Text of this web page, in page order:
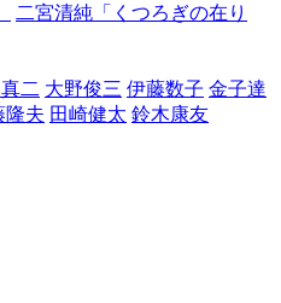
二宮清純「くつろぎの在り
二 大野俊三 伊藤数子 金子達
隆夫 田崎健太 鈴木康友